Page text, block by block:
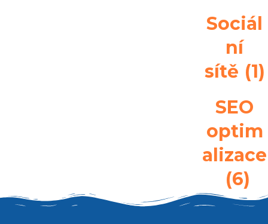
Sociál
ní
sítě (1)
SEO
optim
alizace
(6)